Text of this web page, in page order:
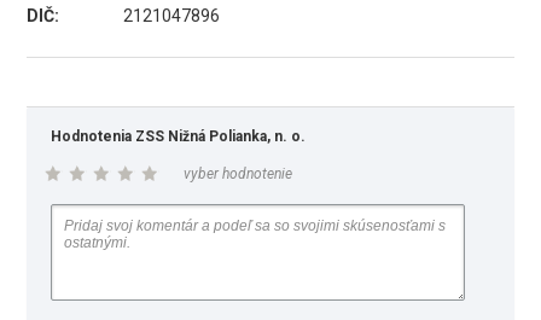
DIČ:
2121047896
Hodnotenia ZSS Nižná Polianka, n. o.
vyber hodnotenie